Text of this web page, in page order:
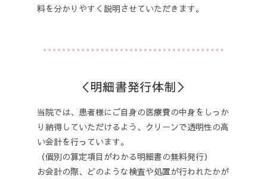
料を分かりやすく説明させていただきます。
＜明細書発行体制＞
当院では、患者様にご自身の医療費の中身をしっか
り納得していただけるよう、クリーンで透明性の高
い会計を行っています。
（個別の算定項目がわかる明細書の無料発行）
お会計の際、どのような検査や処置が行われたかが